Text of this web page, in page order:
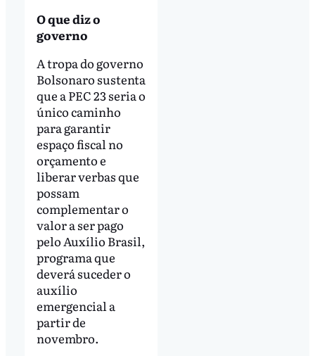
O que diz o
governo
A tropa do governo
Bolsonaro sustenta
que a PEC 23 seria o
único caminho
para garantir
espaço fiscal no
orçamento e
liberar verbas que
possam
complementar o
valor a ser pago
pelo Auxílio Brasil,
programa que
deverá suceder o
auxílio
emergencial a
partir de
novembro.